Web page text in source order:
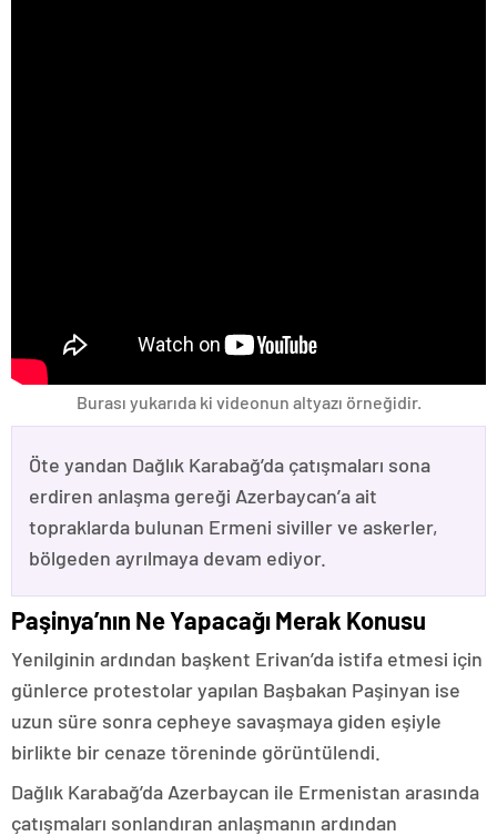
Burası yukarıda ki videonun altyazı örneğidir.
Öte yandan Dağlık Karabağ’da çatışmaları sona
erdiren anlaşma gereği Azerbaycan’a ait
topraklarda bulunan Ermeni siviller ve askerler,
bölgeden ayrılmaya devam ediyor.
Paşinya’nın Ne Yapacağı Merak Konusu
Yenilginin ardından başkent Erivan’da istifa etmesi için
günlerce protestolar yapılan Başbakan Paşinyan ise
uzun süre sonra cepheye savaşmaya giden eşiyle
birlikte bir cenaze töreninde görüntülendi.
Dağlık Karabağ’da Azerbaycan ile Ermenistan arasında
çatışmaları sonlandıran anlaşmanın ardından